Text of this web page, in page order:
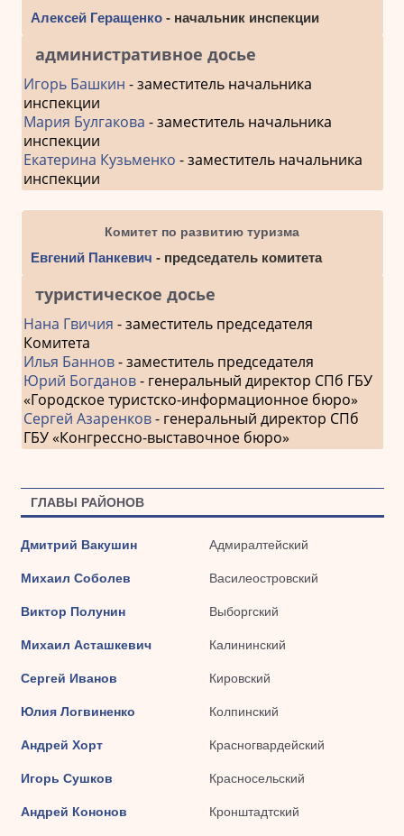
Алексей Геращенко- начальник инспекции
административное досье
Игорь Башкин - заместитель начальника
инспекции
Мария Булгакова - заместитель начальника
инспекции
Екатерина Кузьменко - заместитель начальника
инспекции
Комитет по развитию туризма
Евгений Панкевич - председатель комитета
туристическое досье
Нана Гвичия - заместитель председателя
Комитета
Илья Баннов- заместитель председателя
Юрий Богданов- генеральный директор СПб ГБУ
«Городское туристско-информационное бюро»
Сергей Азаренков- генеральный директор СПб
ГБУ «Конгрессно-выставочное бюро»
ГЛАВЫ РАЙОНОВ
Дмитрий Вакушин Адмиралтейский
Михаил Соболев Василеостровский
Виктор Полунин Выборгский
Михаил Асташкевич Калининский
Сергей Иванов Кировский
Юлия Логвиненко Колпинский
Андрей Хорт Красногвардейский
Игорь Сушков Красносельский
Андрей Кононов Кронштадтский